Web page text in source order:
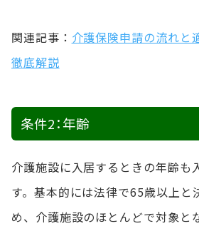
関連記事： 介護保険申請の流れと
徹底解説
条件2：年齢
介護施設に入居するときの年齢も
す。基本的には法律で65歳以上と
め、介護施設のほとんどで対象と